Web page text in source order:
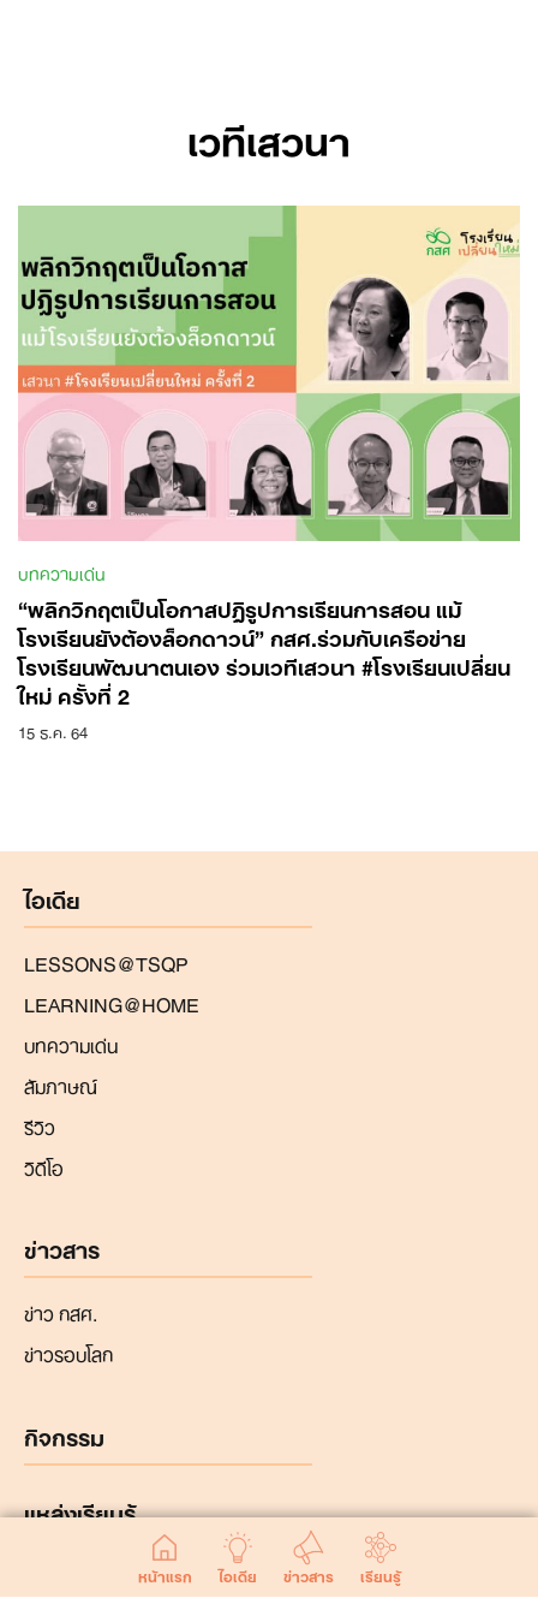
หน้าแรก ไอเดีย ข่าวสาร เรียนรู้
เวทีเสวนา
บทความเด่น
“พลิกวิกฤตเป็นโอกาสปฏิรูปการเรียนการสอน แม้
โรงเรียนยังต้องล็อกดาวน์” กสศ.ร่วมกับเครือข่าย
โรงเรียนพัฒนาตนเอง ร่วมเวทีเสวนา #โรงเรียนเปลี่ยน
ใหม่ ครั้งที่ 2
15 ธ.ค. 64
ไอเดีย
LESSONS@TSQP
LEARNING@HOME
บทความเด่น
สัมภาษณ์
รีวิว
วิดีโอ
ข่าวสาร
ข่าว กสศ.
ข่าวรอบโลก
กิจกรรม
แหล่งเรียนรู้